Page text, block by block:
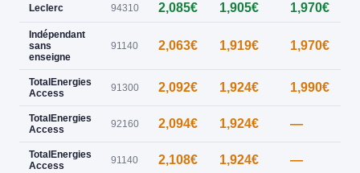
Leclerc 94310 2,085€ 1,905€ 1,970€
Indépendant
sans
enseigne
91140 2,063€ 1,919€ 1,970€
TotalEnergies
Access
91300 2,092€ 1,924€ 1,990€
TotalEnergies
Access
92160 2,094€ 1,924€ —
TotalEnergies
Access
91140 2,108€ 1,924€ —